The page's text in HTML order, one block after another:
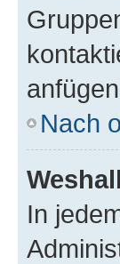
Nach
In